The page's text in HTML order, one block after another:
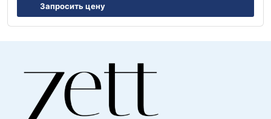
Запросить цену